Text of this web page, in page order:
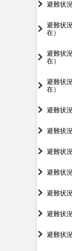
避難状
避難状
在）
避難状
在）
避難状
在）
避難状
避難状
避難状
避難状
避難状
避難状
避難状